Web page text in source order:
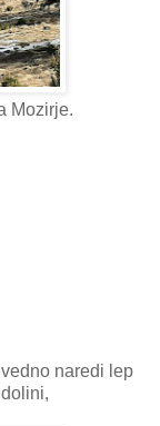
Mozirje.
naredi lep